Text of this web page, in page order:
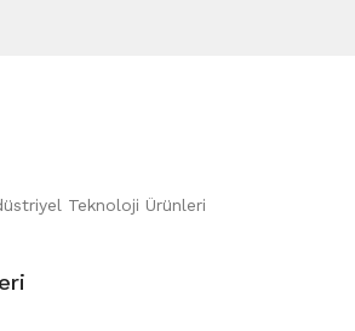
Teknoloji Ürünleri